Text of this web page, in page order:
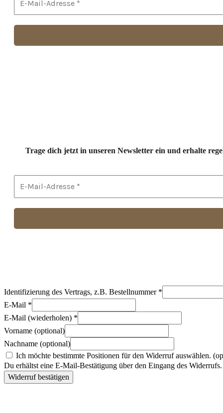
Trage dich jetzt in unseren Newsletter ein und erhalte
Identifizierung des Vertrags, z.B. Bestellnummer *
E-Mail *
E-Mail (wiederholen) *
Vorname (optional)
Nachname (optional)
Ich möchte bestimmte Positionen für den Widerruf auswählen.
Du erhältst eine E-Mail-Bestätigung über den Eingang des
Widerruf bestätigen